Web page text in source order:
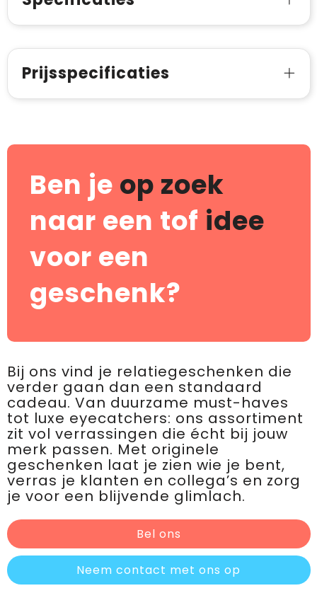
Prijsspecificaties
Ben je op zoek
naar een tof idee
voor een
geschenk?
Bij ons vind je relatiegeschenken die
verder gaan dan een standaard
cadeau. Van duurzame must-haves
tot luxe eyecatchers: ons assortiment
zit vol verrassingen die écht bij jouw
merk passen. Met originele
geschenken laat je zien wie je bent,
verras je klanten en collega’s en zorg
je voor een blijvende glimlach.
Bel ons
Neem contact met ons op